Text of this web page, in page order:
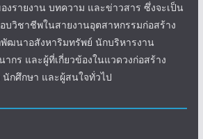
รายงาน บทความ และข่าวสาร ซึ่งจะเป็น
บวิชาชีพในสายงานอุตสาหกรรมก่อสร้าง
ฒนาอสังหาริมทรัพย์ นักบริหารงาน
กร และผู้ที่เกี่ยวข้องในแวดวงก่อสร้าง
กศึกษา และผู้สนใจทั่วไป